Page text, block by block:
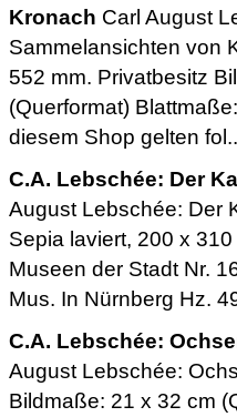
Kronach Carl August
Sammelansichten von
552 mm. Privatbesitz
(Querformat)
diesem Shop gelten
C.A. Lebschée: Der
August Lebschée: Der
Sepia laviert, 200 x
Museen der Stadt Nr.
Mus. In Nürnberg Hz.
C.A. Lebschée:
August Lebschée:
Bildmaße: 21 x 32 cm